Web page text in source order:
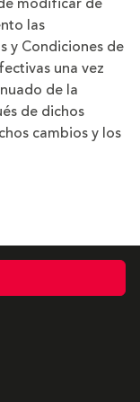
las
y Condiciones de
una vez
de la
de dichos
cambios y los